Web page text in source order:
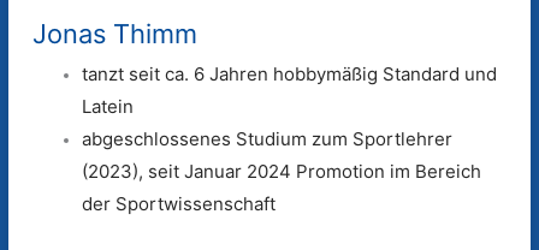
Jonas Thimm
tanzt seit ca. 6 Jahren hobbymäßig Standard und
Latein
abgeschlossenes Studium zum Sportlehrer
(2023), seit Januar 2024 Promotion im Bereich
der Sportwissenschaft